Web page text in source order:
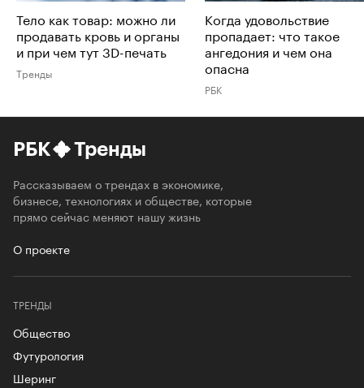
Тело как товар: можно ли
продавать кровь и органы
и при чем тут 3D-печать
Тренды
Когда удовольствие
пропадает: что такое
ангедония и чем она
опасна
РБК
РБК Тренды
Рассказываем о трендах в экономике,
бизнесе, технологиях и обществе, которые
прямо сейчас меняют нашу жизнь
О проекте
ТРЕНДЫ
Общество
Футурология
Шеринг